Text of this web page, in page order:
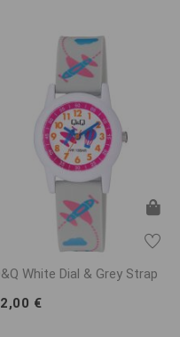
White Dial & Grey Strap
€